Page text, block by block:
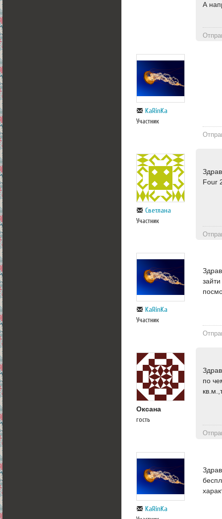
А
KaRinKa
Участник
Светлана
Участник
Four
KaRinKa
Участник
Оксана
гость
по
KaRinKa